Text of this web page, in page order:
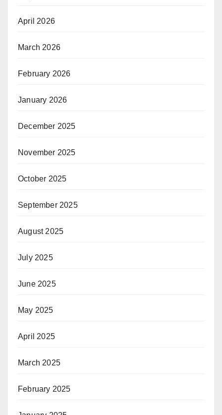
April 2026
March 2026
February 2026
January 2026
December 2025
November 2025
October 2025
September 2025
August 2025
July 2025
June 2025
May 2025
April 2025
March 2025
February 2025